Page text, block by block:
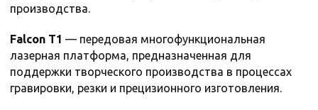
производства.
Falcon T1 — передовая многофункциональная
лазерная платформа, предназначенная для
поддержки творческого производства в процессах
гравировки, резки и прецизионного изготовления.